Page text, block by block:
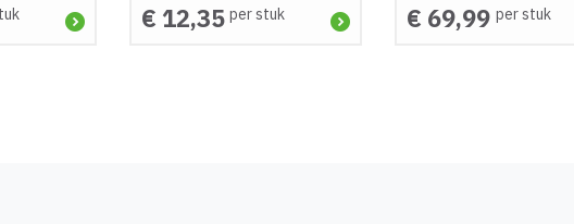
€ 12,35 per stuk € 69,99 per stuk